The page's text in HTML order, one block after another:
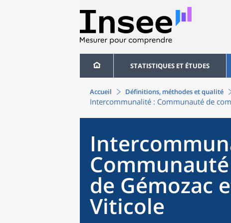
STATISTIQUES ET ÉTUDES
Accueil Définitions, méthodes et qualité
Intercommunalité : Communauté de
de Gémozac
Viticole